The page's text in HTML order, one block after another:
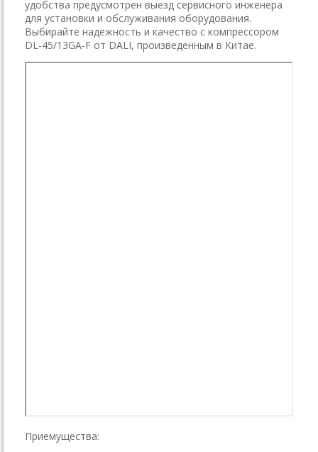
удобства предусмотрен выезд сервисного инженера
для установки и обслуживания оборудования.
Выбирайте надежность и качество с компрессором
DL-45/13GA-F от DALI, произведенным в Китае.
Приемущества: